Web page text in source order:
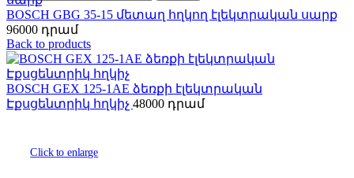
BOSCH GBG 35-15 մետաղ հղկող էլեկտրական սարք
96000
Back to products
BOSCH GEX 125-1AE ձեռքի էլեկտրական
Էքսցենտրիկ հղկիչ 48000
Click to enlarge